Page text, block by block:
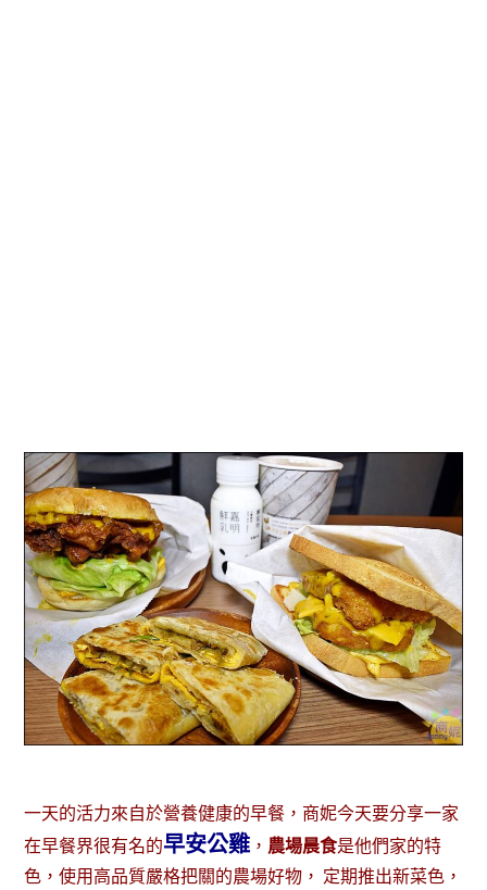
一天的活力來自於營養健康的早餐，商妮今天要分享一家
在早餐界很有名的早安公雞 ， 農場晨食是他們家的特
色，使用高品質嚴格把關的農場好物， 定期推出新菜色，